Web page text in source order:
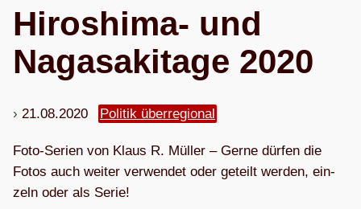
Hiro­shima- und
Naga­sa­ki­tage 2020
21.08.2020 Politik überregional
Foto-Serien von Klaus R. Mül­ler – Gerne dür­fen die
Fotos auch wei­ter ver­wen­det oder geteilt wer­den, ein­
zeln oder als Serie!